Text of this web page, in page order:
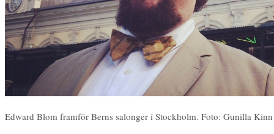
Edward Blom framför Berns salonger i Stockholm. Foto: Gunilla